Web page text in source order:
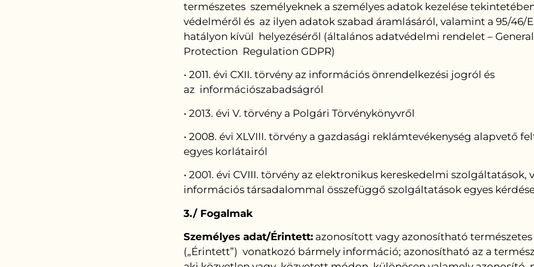
természetes személyeknek a személyes adatok kezelése
védelméről és az ilyen adatok szabad áramlásáról, valamint a 95/46/
hatályon kívül helyezéséről (általános adatvédelmi rendelet –
Protection Regulation GDPR)
• 2011. évi CXII. törvény az információs önrendelkezési jogról és
az információszabadságról
• 2013. évi V. törvény a Polgári Törvénykönyvről
• 2008. évi XLVIII. törvény a gazdasági reklámtevékenység alapvető
egyes korlátairól
• 2001. évi CVIII. törvény az elektronikus kereskedelmi
információs társadalommal összefüggő szolgáltatások egyes
3./ Fogalmak
Személyes adat/Érintett:azonosított vagy azonosítható természetes
(„Érintett”) vonatkozó bármely információ; azonosítható az a